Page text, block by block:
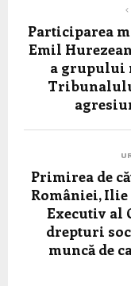
Participarea
Emil
a grupului
Primirea de
României,
Executiv al
drepturi
muncă de